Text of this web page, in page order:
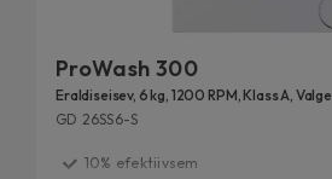
ProWash 300
Eraldiseisev, 6 kg, 1200 RPM, Klass A, Valge
GD 26SS6-S
10% efektiivsem